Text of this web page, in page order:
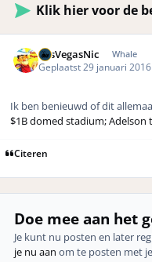
Klik hier voor de
LasVegasNic Whale
Geplaatst 29 januari 2016
Ik ben benieuwd of dit
$1B domed stadium;
Citeren
Doe mee aan het
Je kunt nu posten en later
je nu aan om te posten met